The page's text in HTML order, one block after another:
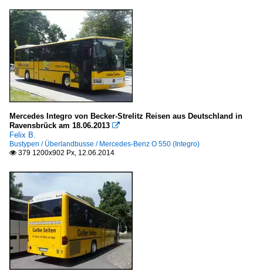
Mercedes Integro von Becker-Strelitz Reisen aus Deutschland in
Ravensbrück am 18.06.2013 
Felix B.
Bustypen / Überlandbusse / Mercedes-Benz O 550 (Integro)
 379 1200x902 Px, 12.06.2014